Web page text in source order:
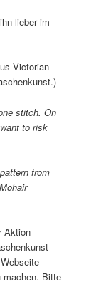
lieber im
Victorian
stitch. On
to risk
from
Aktion
machen. Bitte